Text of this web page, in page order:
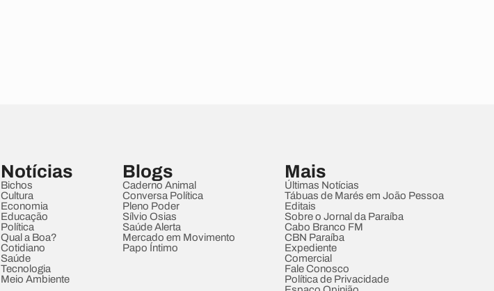
Notícias
Bichos
Cultura
Economia
Educação
Política
Qual a Boa?
Cotidiano
Saúde
Tecnologia
Meio Ambiente
Blogs
Caderno Animal
Conversa Política
Pleno Poder
Sílvio Osias
Saúde Alerta
Mercado em Movimento
Papo Íntimo
Mais
Últimas Notícias
Tábuas de Marés em João Pessoa
Editais
Sobre o Jornal da Paraíba
Cabo Branco FM
CBN Paraíba
Expediente
Comercial
Fale Conosco
Política de Privacidade